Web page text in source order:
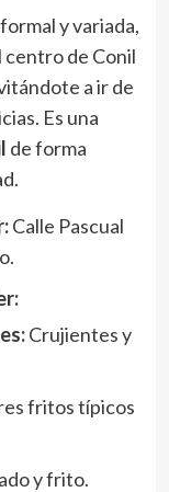
y variada,
centro de Conil
a ir de
Es una
de forma
Calle Pascual
Crujientes y
fritos típicos
y frito.